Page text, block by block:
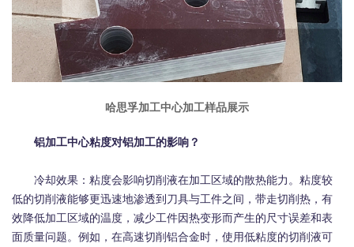
哈思孚加工中心加工样品展示
铝加工中心粘度对铝加工的影响？
冷却效果：粘度会影响切削液在加工区域的散热能力。粘度较
低的切削液能够更迅速地渗透到刀具与工件之间，带走切削热，有
效降低加工区域的温度，减少工件因热变形而产生的尺寸误差和表
面质量问题。例如，在高速切削铝合金时，使用低粘度的切削液可